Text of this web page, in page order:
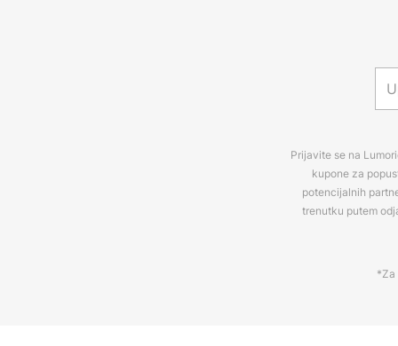
Prijavite se na
kupone za
potencijalnih
trenutku putem
*Za